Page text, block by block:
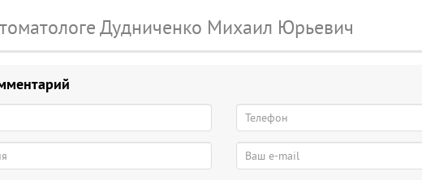
Дудниченко Михаил Юрьевич